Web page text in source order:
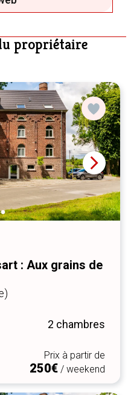
propriétaire
: Aux grains de
2 chambres
Prix à partir de
250€/ weekend